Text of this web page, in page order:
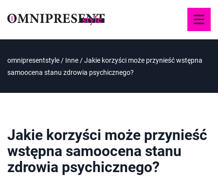
omnipresentstyle / Inne /Jakie korzyści może przynieść wstępna
samoocena stanu zdrowia psychicznego?
Jakie korzyści może przynieść
wstępna samoocena stanu
zdrowia psychicznego?